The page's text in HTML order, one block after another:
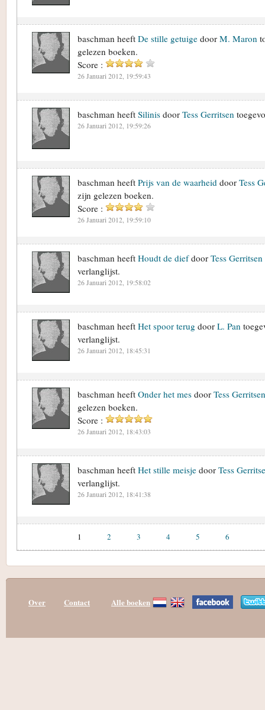
baschman heeft De stille getuige door M. Maron
gelezen boeken.
Score :
26 Januari 2012, 19:59:43
baschman heeft Silinis door Tess Gerritsen
26 Januari 2012, 19:59:26
baschman heeft Prijs van de waarheid door Tess
zijn gelezen boeken.
Score :
26 Januari 2012, 19:59:10
baschman heeft Houdt de diefdoor Tess Gerritsen
verlanglijst.
26 Januari 2012, 19:58:02
baschman heeft Het spoor terug door L. Pan
verlanglijst.
26 Januari 2012, 18:45:31
baschman heeft Onder het mes door Tess Gerritsen
gelezen boeken.
Score :
26 Januari 2012, 18:43:03
baschman heeft Het stille meisje door Tess
verlanglijst.
26 Januari 2012, 18:41:38
1 2 3 4 5 6
Over Contact Alle boeken